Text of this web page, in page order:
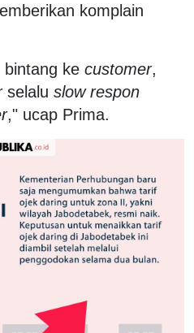
komplain
bintang ke customer,
selalu slow respon
," ucap Prima.